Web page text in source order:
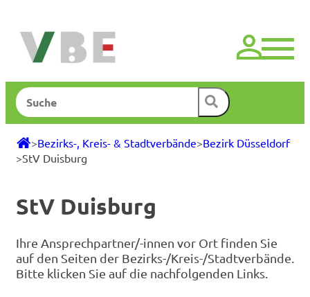
Suchen
>Bezirks-, Kreis- & Stadtverbände>Bezirk Düsseldorf
>StV Duisburg
StV Duisburg
Ihre Ansprechpartner/-innen vor Ort finden Sie
auf den Seiten der Bezirks-/Kreis-/Stadtverbände.
Bitte klicken Sie auf die nachfolgenden Links.